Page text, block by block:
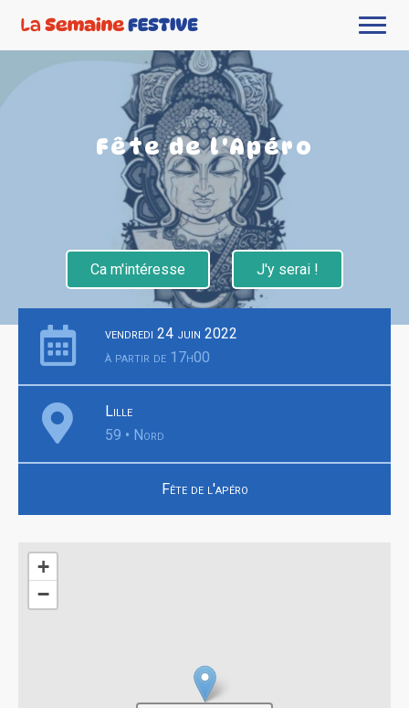
Fête de l'Apéro
Ca m'intéresse J'y serai !
vendredi 24 juin 2022
à partir de 17h00
Lille
59 • Nord
Fête de l'apéro
+
−